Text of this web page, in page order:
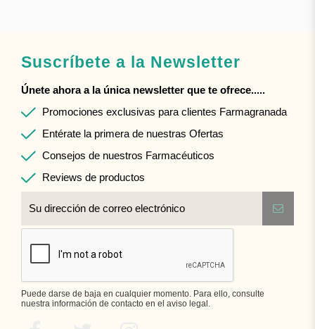
Suscríbete a la Newsletter
Únete ahora a la única newsletter que te ofrece.....
Promociones exclusivas para clientes Farmagranada
Entérate la primera de nuestras Ofertas
Consejos de nuestros Farmacéuticos
Reviews de productos
Puede darse de baja en cualquier momento. Para ello, consulte
nuestra información de contacto en el aviso legal.